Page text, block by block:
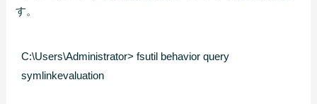
す。
C:\Users\Administrator> fsutil behavior query
symlinkevaluation